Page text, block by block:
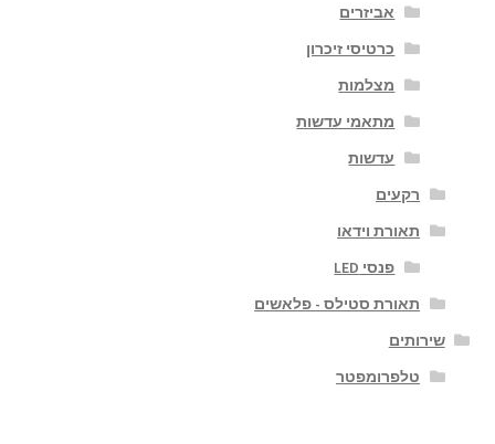
אביזרים
כרטיסי זיכרון
מצלמות
מתאמי עדשות
עדשות
רקעים
תאורת וידאו
פנסי LED
תאורת סטילס - פלאשים
שירותים
טלפרומפטר